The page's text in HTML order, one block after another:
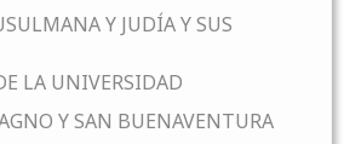
Y JUDÍA Y SUS
LA UNIVERSIDAD
Y SAN BUENAVENTURA